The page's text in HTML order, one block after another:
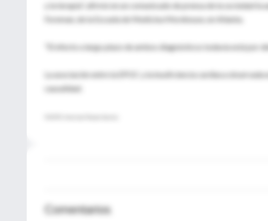
y la terapia", afirmó en un comunicado de prensa de la sociedad
Foreman, de la Escuela de Medicina Morehouse, en Atlanta.
"El efecto a largo plazo de ambos diagnósticos todavía está por
La asociación entre la EPOC y la insuficiencia cardiaca
causalidad.
Comentarios